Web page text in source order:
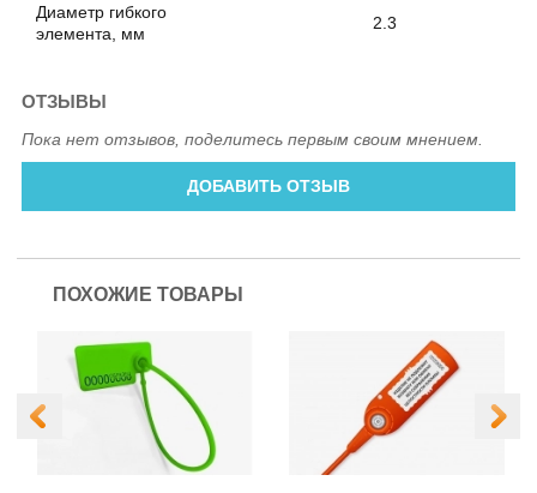
Диаметр гибкого
элемента, мм
2.3
ОТЗЫВЫ
Пока нет отзывов, поделитесь первым своим мнением.
ДОБАВИТЬ ОТЗЫВ
ПОХОЖИЕ ТОВАРЫ